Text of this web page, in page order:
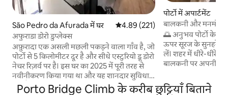
São Pedro da Afurada में घर औसत रेटिंग 5 में से 4.89, 221 समीक्षाएँ
4.89 (221)
अफुराडा डोरो डुप्लेक्स
अफ़ुरादा एक असली मछली पकड़ने वाला गाँव है, जो
पोर्टो से 5 किलोमीटर दूर है और सीधे एस्टुरियो डू डोरो
नेचर रिज़र्व पर है। इस घर का 2025 में पूरी तरह से
नवीनीकरण किया गया था और यह शानदार सुविधाएँ
देता है। आपके आरामदायक हॉलिडे होम में दो या तीन
पोर्टो में अपार्टमेंट
बालकनी और मनमोहक
🌅 अनुभव पोर्टो के
ऊपर सूरज के सुनहरे
लें। शहर में धीरे-धीरे
बालकनी पर अपनी
बाद, अपने शांत
शहर और डोरो नदी के
Porto Bridge Climb के करीब छुट्टियाँ बिताने